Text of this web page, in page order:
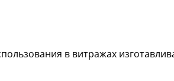
в витражах